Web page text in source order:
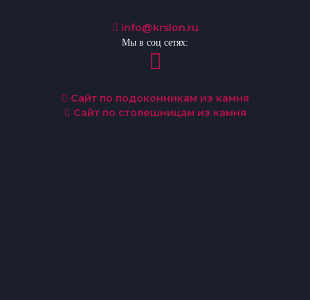
info@krslon.ru
Мы в соц сетях:
Сайт по подоконникам из камня
Сайт по столешницам из камня